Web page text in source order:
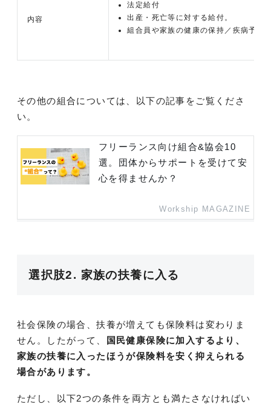
内容
法定給付
出産・死亡等に対する給付。
組合員や家族の健康の保持／疾病予
その他の組合については、以下の記事をご覧くださ
い。
フリーランス向け組合&協会10
選。団体からサポートを受けて安
心を得ませんか？
Workship MAGAZINE
選択肢2. 家族の扶養に入る
社会保険の場合、扶養が増えても保険料は変わりま
せん。したがって、
国民健康保険に加入するより、
家族の扶養に入ったほうが保険料を安く抑えられる
場合があります。
ただし、以下2つの条件を両方とも満たさなければい